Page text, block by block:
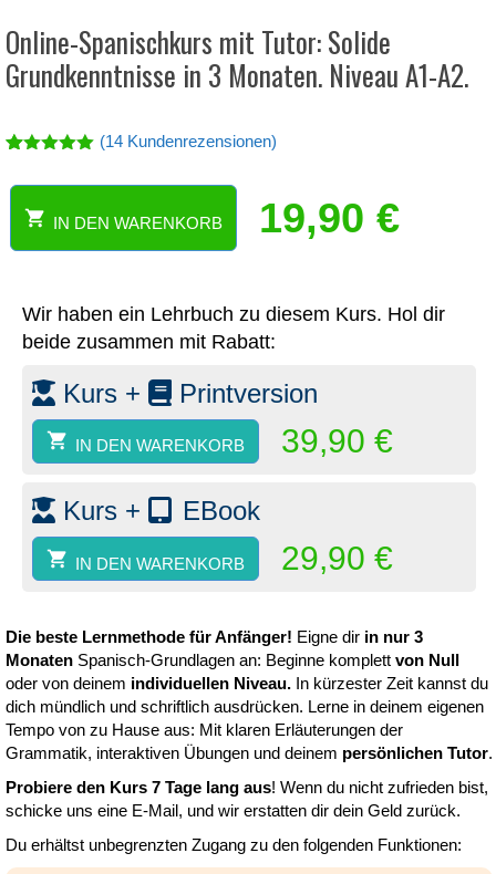
Online-Spanischkurs mit Tutor: Solide
Grundkenntnisse in 3 Monaten. Niveau A1-A2.
mit5.00
basierend
Kundenbew
(14 Kundenrezensionen)
Online-
Spanischkurs
Solide
Grundkenntnisse
Niveau
Menge
IN DEN WARENKORB 19,90 €
Wir haben ein Lehrbuch zu diesem Kurs. Hol dir
beide zusammen mit Rabatt:
Kurs + Printversion
IN DEN WARENKORB 39,90 €
Kurs + EBook
IN DEN WARENKORB 29,90 €
Die beste Lernmethode für Anfänger! Eigne dir in nur 3
Monaten Spanisch-Grundlagen an: Beginne komplett von Null
oder von deinem individuellen Niveau. In kürzester Zeit kannst du
dich mündlich und schriftlich ausdrücken. Lerne in deinem eigenen
Tempo von zu Hause aus: Mit klaren Erläuterungen der
Grammatik, interaktiven Übungen und deinem persönlichen Tutor.
Probiere den Kurs 7 Tage lang aus! Wenn du nicht zufrieden bist,
schicke uns eine E-Mail, und wir erstatten dir dein Geld zurück.
Du erhältst unbegrenzten Zugang zu den folgenden Funktionen: